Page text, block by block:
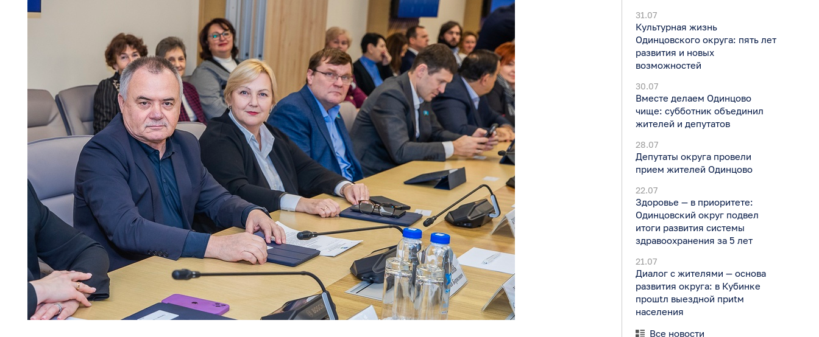
31.07
Культурная жизнь
Одинцовского округа: пять лет
развития и новых
возможностей
30.07
Вместе делаем Одинцово
чище: субботник объединил
жителей и депутатов
28.07
Депутаты округа провели
прием жителей Одинцово
22.07
Здоровье — в приоритете:
Одинцовский округ подвел
итоги развития системы
здравоохранения за 5 лет
21.07
Диалог с жителями — основа
развития округа: в Кубинке
прошtл выездной приtм
населения
Все новости